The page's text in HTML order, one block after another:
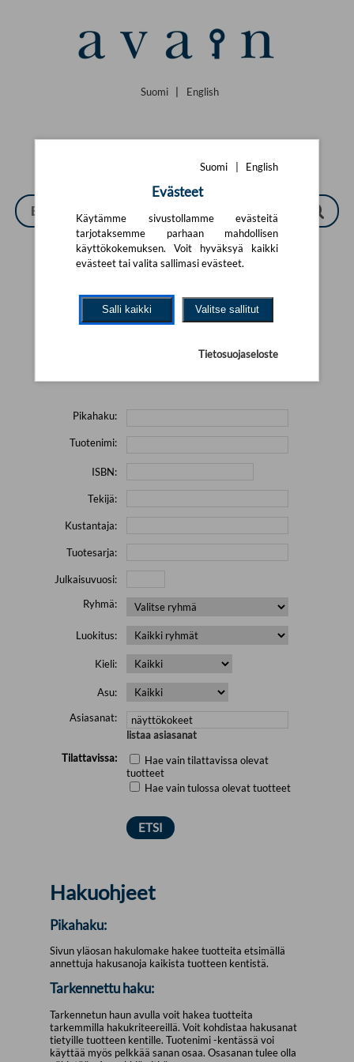
Suomi English
Tarkennettu haku
Yhtään tuotetta ei löytynyt. Yritä uutta hakua alla olevalla
Yritä hakea pienemmällä määrällä hakutekijöitä ja jätä
Pikahaku:
Tuotenimi:
ISBN:
Tekijä:
Kustantaja:
Tuotesarja:
Julkaisuvuosi:
Ryhmä:
Luokitus:
Kieli:
Asu:
Asiasanat:
listaa asiasanat
Tilattavissa:
Hae vain tilattavissa olevat
tuotteet
Hae vain tulossa olevat tuotteet
Hakuohjeet
Pikahaku:
Sivun yläosan hakulomake hakee tuotteita etsimällä
annettuja hakusanoja kaikista tuotteen kentistä.
Tarkennettu haku:
Tarkennetun haun avulla voit hakea tuotteita
tarkemmilla hakukriteereillä. Voit kohdistaa hakusanat
tietyille tuotteen kentille. Tuotenimi -kentässä voi
käyttää myös pelkkää sanan osaa. Osasanan tulee olla
Suomi | English
Evästeet
Käytämme sivustollamme evästeitä
tarjotaksemme parhaan mahdollisen
käyttökokemuksen. Voit hyväksyä kaikki
evästeet tai valita sallimasi evästeet.
Salli kaikki Valitse sallitut
Tietosuojaseloste